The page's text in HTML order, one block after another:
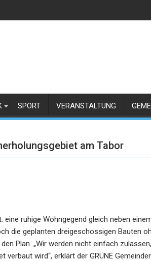
SPORT VERANSTALTUNG
am Tabor
ruhige Wohngegend gleich neben
die geplanten dreigeschossigen Bauten
Plan. „Wir werden nicht einfach
wird“, erklärt der GRÜNE